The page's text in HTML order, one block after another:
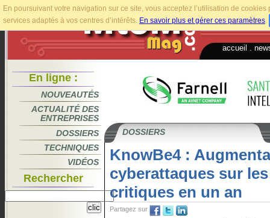
En poursuivant votre navigation sur ce site, vous acceptez l’utilisation de
services adaptés à vos centres d’intérêts. En savoir plus et gérer ces paramètres.
accueil
En ligne :
NOUVEAUTÉS
ACTUALITÉ DES
ENTREPRISES
DOSSIERS
TECHNIQUES
VIDÉOS
Rechercher
DOSSIERS
KnowBe4 :
cyberattaques sur
critiques en un an
Partagez sur